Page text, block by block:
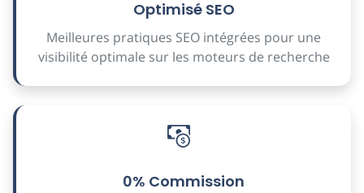
Optimisé SEO
Meilleures pratiques SEO intégrées pour une
visibilité optimale sur les moteurs de recherche
0% Commission